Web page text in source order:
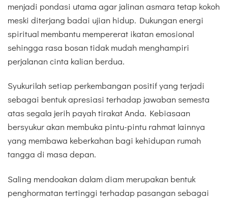
menjadi pondasi utama agar jalinan asmara tetap kokoh
meski diterjang badai ujian hidup. Dukungan energi
spiritual membantu mempererat ikatan emosional
sehingga rasa bosan tidak mudah menghampiri
perjalanan cinta kalian berdua.
Syukurilah setiap perkembangan positif yang terjadi
sebagai bentuk apresiasi terhadap jawaban semesta
atas segala jerih payah tirakat Anda. Kebiasaan
bersyukur akan membuka pintu-pintu rahmat lainnya
yang membawa keberkahan bagi kehidupan rumah
tangga di masa depan.
Saling mendoakan dalam diam merupakan bentuk
penghormatan tertinggi terhadap pasangan sebagai